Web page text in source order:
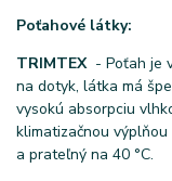
Poťahové látky:
TRIMTEX- Poťah je
na dotyk, látka má
vysokú absorpciu
klimatizačnou
a prateľný na 40 °C.